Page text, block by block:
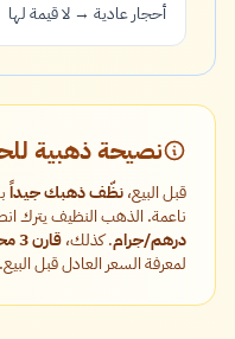
أحجار عادية → لا قيمة لها
نصيحة ذهبية
قبل البيع،نظّف ذهبك جيداً
ناعمة. الذهب النظيف يترك
درهم/جرام. كذلك،قارن 3 محلات على الأقل
لمعرفة السعر العادل قبل البيع.